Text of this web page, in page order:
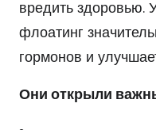
вредить здоровью.
флоатинг
гормонов и
Они открыли